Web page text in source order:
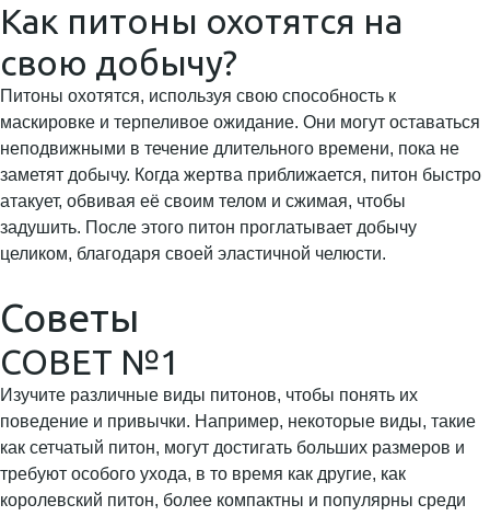
Как питоны охотятся на
свою добычу?
Питоны охотятся, используя свою способность к
маскировке и терпеливое ожидание. Они могут оставаться
неподвижными в течение длительного времени, пока не
заметят добычу. Когда жертва приближается, питон быстро
атакует, обвивая её своим телом и сжимая, чтобы
задушить. После этого питон проглатывает добычу
целиком, благодаря своей эластичной челюсти.
Советы
СОВЕТ №1
Изучите различные виды питонов, чтобы понять их
поведение и привычки. Например, некоторые виды, такие
как сетчатый питон, могут достигать больших размеров и
требуют особого ухода, в то время как другие, как
королевский питон, более компактны и популярны среди